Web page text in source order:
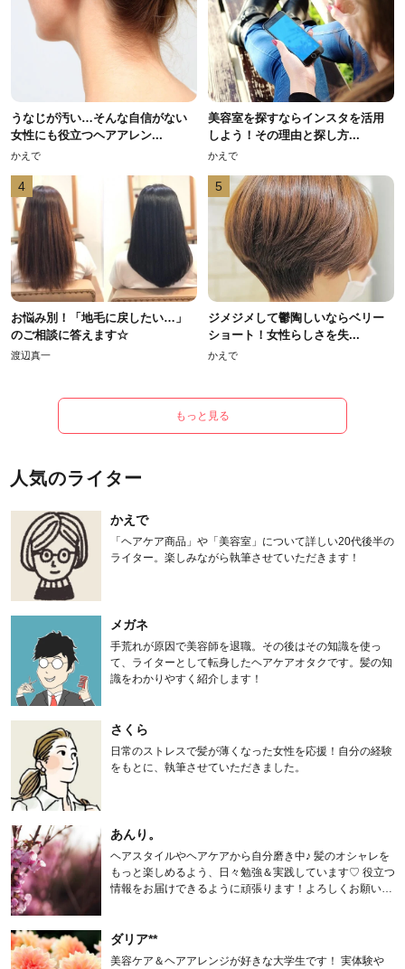
うなじが汚い…そんな自信がない
女性にも役立つヘアアレン...
かえで
美容室を探すならインスタを活用
しよう！その理由と探し方...
かえで
4
お悩み別！「地毛に戻したい…」
のご相談に答えます☆
渡辺真一
5
ジメジメして鬱陶しいならベリー
ショート！女性らしさを失...
かえで
もっと見る
人気のライター
かえで
「ヘアケア商品」や「美容室」について詳しい20代後半の
ライター。楽しみながら執筆させていただきます！
メガネ
手荒れが原因で美容師を退職。その後はその知識を使っ
て、ライターとして転身したヘアケアオタクです。髪の知
識をわかりやすく紹介します！
さくら
日常のストレスで髪が薄くなった女性を応援！自分の経験
をもとに、執筆させていただきました。
あんり。
ヘアスタイルやヘアケアから自分磨き中♪ 髪のオシャレを
もっと楽しめるよう、日々勉強＆実践しています♡ 役立つ
情報をお届けできるように頑張ります！よろしくお願いし
ダリア**
美容ケア＆ヘアアレンジが好きな大学生です！ 実体験や